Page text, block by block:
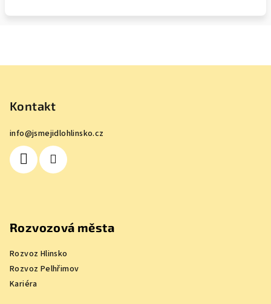
Kontakt
info@jsmejidlohlinsko.cz
Rozvozová města
Rozvoz Hlinsko
Rozvoz Pelhřimov
Kariéra